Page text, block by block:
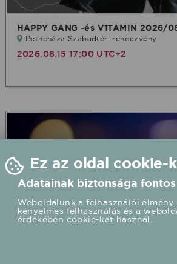
HAPPY GANG -és V1TAMIN 2026/
Petneháza Szabadtéri rendezvény
2026.08.15 17:00 UTC+2
Ez az oldal cookie-
Adatainak biztonsága
Weboldalunk a felhasználói élmény
kényelmes felhasználás és a
érdekében cookie-kat használ.